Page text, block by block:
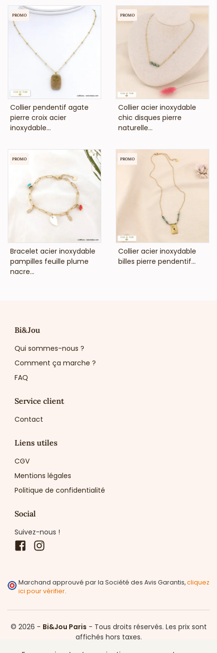
VOIR LE PRIX
Collier pendentif agate
pierre croix acier
inoxydable...
PROMO
VOIR LE PRIX
Collier acier inoxydable
chic disques pierre
naturelle...
PROMO
VOIR LE PRIX
Bracelet acier inoxydable
pampilles feuille plume
nacre...
PROMO
VOIR LE PRIX
Collier acier inoxydable
billes pierre pendentif...
PROMO
Bi&Jou
Qui sommes-nous ?
Comment ça marche ?
FAQ
Service client
Contact
Liens utiles
CGV
Mentions légales
Politique de confidentialité
Social
Suivez-nous !
Facebook
Marchand approuvé par la Société des Avis Garantis,cliquez
ici pour vérifier.
© 2026 - Bi&Jou Paris - Tous droits réservés. Les prix sont
affichés hors taxes.